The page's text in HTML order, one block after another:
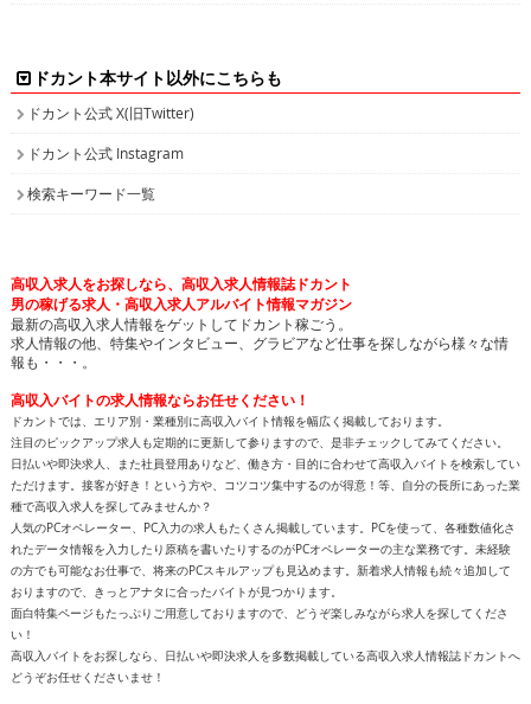
ドカント本サイト以外にこちらも
ドカント公式 X(旧Twitter)
ドカント公式 Instagram
検索キーワード一覧
高収入求人をお探しなら、高収入求人情報誌ドカント
男の稼げる求人・高収入求人アルバイト情報マガジン
最新の高収入求人情報をゲットしてドカント稼ごう。
求人情報の他、特集やインタビュー、グラビアなど仕事を探しながら様々な情
報も・・・。
高収入バイトの求人情報ならお任せください！
ドカントでは、エリア別・業種別に高収入バイト情報を幅広く掲載しております。
注目のピックアップ求人も定期的に更新して参りますので、是非チェックしてみてください。
日払いや即決求人、また社員登用ありなど、働き方・目的に合わせて高収入バイトを検索してい
ただけます。接客が好き！という方や、コツコツ集中するのが得意！等、自分の長所にあった業
種で高収入求人を探してみませんか？
人気のPCオペレーター、PC入力の求人もたくさん掲載しています。PCを使って、各種数値化さ
れたデータ情報を入力したり原稿を書いたりするのがPCオペレーターの主な業務です。未経験
の方でも可能なお仕事で、将来のPCスキルアップも見込めます。新着求人情報も続々追加して
おりますので、きっとアナタに合ったバイトが見つかります。
面白特集ページもたっぷりご用意しておりますので、どうぞ楽しみながら求人を探してくださ
い！
高収入バイトをお探しなら、日払いや即決求人を多数掲載している高収入求人情報誌ドカントへ
どうぞお任せくださいませ！